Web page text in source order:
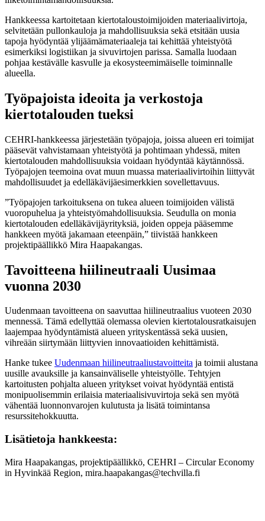
Hankkeessa kartoitetaan kiertotaloustoimijoiden materiaalivirtoja,
selvitetään pullonkauloja ja mahdollisuuksia sekä etsitään uusia
tapoja hyödyntää ylijäämämateriaaleja tai kehittää yhteistyötä
esimerkiksi logistiikan ja sivuvirtojen parissa. Samalla luodaan
pohjaa kestävälle kasvulle ja ekosysteemimäiselle toiminnalle
alueella.
Työpajoista ideoita ja verkostoja
kiertotalouden tueksi
CEHRI-hankkeessa järjestetään työpajoja, joissa alueen eri toimijat
pääsevät vahvistamaan yhteistyötä ja pohtimaan yhdessä, miten
kiertotalouden mahdollisuuksia voidaan hyödyntää käytännössä.
Työpajojen teemoina ovat muun muassa materiaalivirtoihin liittyvät
mahdollisuudet ja edelläkävijäesimerkkien sovellettavuus.
”Työpajojen tarkoituksena on tukea alueen toimijoiden välistä
vuoropuhelua ja yhteistyömahdollisuuksia. Seudulla on monia
kiertotalouden edelläkävijäyrityksiä, joiden oppeja pääsemme
hankkeen myötä jakamaan eteenpäin,” tiivistää hankkeen
projektipäällikkö Mira Haapakangas.
Tavoitteena hiilineutraali Uusimaa
vuonna 2030
Uudenmaan tavoitteena on saavuttaa hiilineutraalius vuoteen 2030
mennessä. Tämä edellyttää olemassa olevien kiertotalousratkaisujen
laajempaa hyödyntämistä alueen yrityskentässä sekä uusien,
vihreään siirtymään liittyvien innovaatioiden kehittämistä.
Hanke tukee Uudenmaan hiilineutraaliustavoitteita ja toimii alustana
uusille avauksille ja kansainväliselle yhteistyölle. Tehtyjen
kartoitusten pohjalta alueen yritykset voivat hyödyntää entistä
monipuolisemmin erilaisia materiaalisivuvirtoja sekä sen myötä
vähentää luonnonvarojen kulutusta ja lisätä toimintansa
resurssitehokkuutta.
Lisätietoja hankkeesta:
Mira Haapakangas, projektipäällikkö, CEHRI – Circular Economy
in Hyvinkää Region, mira.haapakangas@techvilla.fi